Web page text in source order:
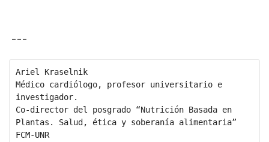
---
Ariel Kraselnik
Médico cardiólogo, profesor universitario e
investigador.
Co-director del posgrado “Nutrición Basada en
Plantas. Salud, ética y soberanía alimentaria”
FCM-UNR